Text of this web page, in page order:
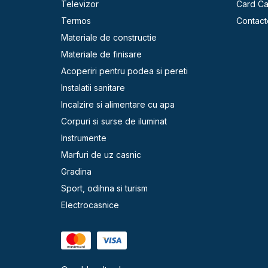
Televizor
Termos
Materiale de constructie
Materiale de finisare
Acoperiri pentru podea si pereti
Instalatii sanitare
Incalzire si alimentare cu apa
Corpuri si surse de iluminat
Instrumente
Marfuri de uz casnic
Gradina
Sport, odihna si turism
Electrocasnice
Card